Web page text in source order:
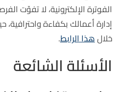
الفوترة الإلكترونية، لا تفوّت
إدارة أعمالك بكفاءة
خلالهذا الرابط.
الأسئلة الشائعة